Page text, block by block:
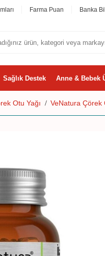
Farma Puan Banka
Sağlık Destek Anne & Bebek
Otu Yağı VeNatura Çörek